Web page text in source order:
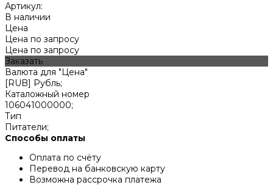
Артикул:
В наличии
Цена
Цена по запросу
Цена по запросу
Заказать
Валюта для "Цена"
[RUB] Рубль;
Каталожный номер
106041000000;
Тип
Питатели;
Способы оплаты
Оплата по счёту
Перевод на банковскую карту
Возможна рассрочка платежа